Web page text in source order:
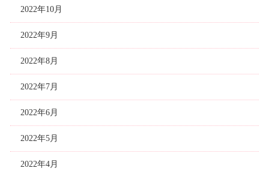
2022年10月
2022年9月
2022年8月
2022年7月
2022年6月
2022年5月
2022年4月